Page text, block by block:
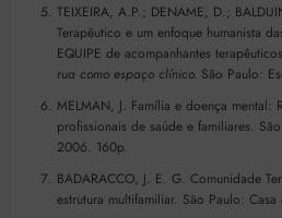
TEIXEIRA, A.P.; DENAME, D.;
Terapêutico e um enfoque humanista
EQUIPE de acompanhantes
rua como espaço clínico. São Paulo:
MELMAN, J. Família e doença mental:
profissionais de saúde e familiares.
2006. 160p.
BADARACCO, J. E. G. Comunidade
estrutura multifamiliar. São Paulo: